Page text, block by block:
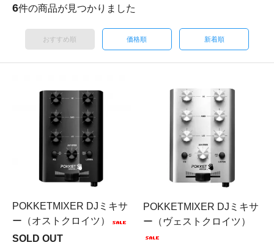
6件の商品が見つかりました
おすすめ順 価格順 新着順
POKKETMIXER DJミキサ
ー（オストクロイツ）
SOLD OUT
POKKETMIXER DJミキサ
ー（ヴェストクロイツ）